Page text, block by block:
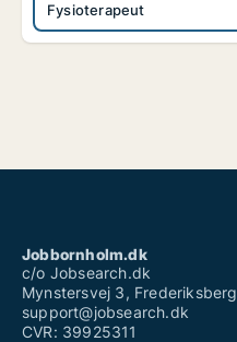
Fysioterapeut
Jobbornholm.dk
c/o Jobsearch.dk
Mynstersvej 3, Frederiksberg
support@jobsearch.dk
CVR: 39925311